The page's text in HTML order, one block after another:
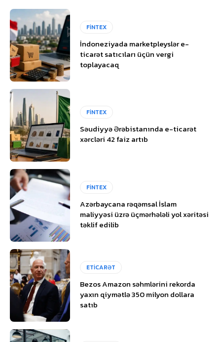
FİNTEX
İndoneziyada marketpleyslər e-
ticarət satıcıları üçün vergi
toplayacaq
FİNTEX
Səudiyyə Ərəbistanında e-ticarət
xərcləri 42 faiz artıb
FİNTEX
Azərbaycana rəqəmsal İslam
maliyyəsi üzrə üçmərhələli yol xəritəsi
təklif edilib
ETİCARƏT
Bezos Amazon səhmlərini rekorda
yaxın qiymətlə 350 milyon dollara
satıb